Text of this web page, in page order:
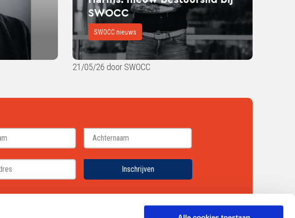
SWOCC
SWOCC nieuws
21/05/26 door SWOCC
SWOCC
Achternaam
Inschrijven